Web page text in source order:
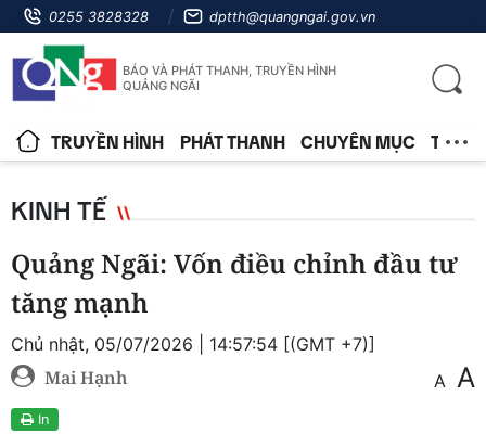
0255 3828328 dptth@quangngai.gov.vn
BÁO VÀ PHÁT THANH, TRUYỀN HÌNH
QUẢNG NGÃI
TRUYỀN HÌNH PHÁT THANH CHUYÊN MỤC TIN
KINH TẾ
Quảng Ngãi: Vốn điều chỉnh đầu tư
tăng mạnh
Chủ nhật, 05/07/2026 | 14:57:54 [(GMT +7)]
Mai Hạnh A A
In